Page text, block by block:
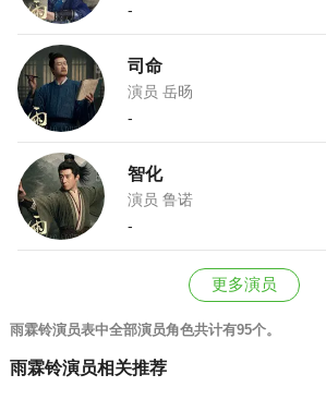
-
司命
演员 岳旸
-
智化
演员 鲁诺
-
更多演员
雨霖铃演员表中全部演员角色共计有95个。
雨霖铃演员相关推荐